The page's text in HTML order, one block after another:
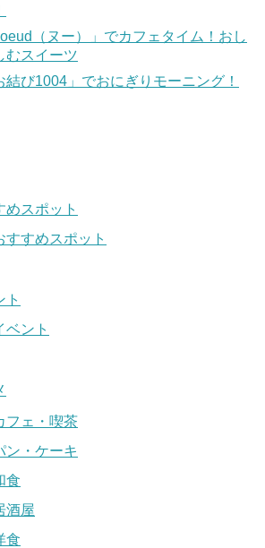
（ヌー）」でカフェタイム！おし
むスイーツ
び1004」でおにぎりモーニング！
めスポット
すすめスポット
ト
ベント
フェ・喫茶
ン・ケーキ
食
酒屋
食